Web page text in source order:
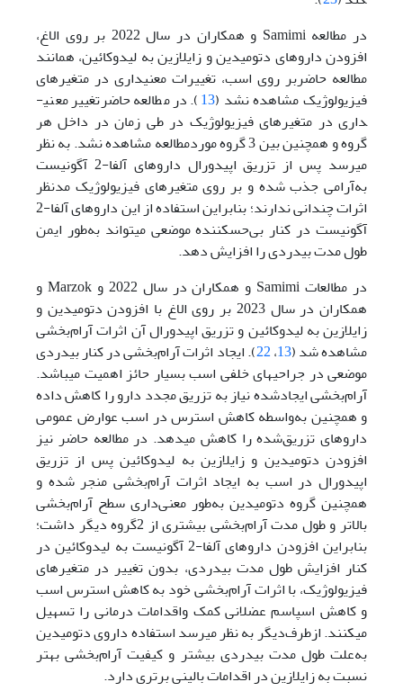
در مطالعه Samimi و همکاران در سال 2022 بر روی الاغ،
افزودن داروهای دتومیدین و زایلازین به لیدوکائین، همانند
مطالعه حاضربر روی اسب، تغییرات معنی­داری در متغیرهای
فیزیولوژیک مشاهده نشد (13). در مطالعه حاضرتغییر معنی­
داری در متغیرهای فیزیولوژیک در طی زمان در داخل هر
گروه و همچنین بین 3 گروه مورد‌مطالعه مشاهده نشد. به نظر
می­رسد پس از تزریق اپیدورال داروهای آلفا-2 آگونیست
به‌آرامی جذب شده و بر روی متغیرهای فیزیولوژیک مد‌نظر
اثرات چندانی ندارند؛ بنابراین استفاده از این داروهای آلفا-2
آگونیست در کنار بی‌حس­کننده موضعی می­تواند به‌طور ایمن
طول مدت بی­دردی را افزایش دهد.
در مطالعات Samimi و همکاران در سال 2022 و Marzok و
همکاران در سال 2023 بر روی الاغ با افزودن دتومیدین و
زایلازین به لیدوکائین و تزریق اپیدورال آن اثرات ‌آرام‌بخشی
مشاهده شد (13،22). ایجاد اثرات ‌آرام‌بخشی در کنار بی­دردی
موضعی در جراحی­های خلفی اسب بسیار حائز اهمیت می­باشد.
‌آرام‌بخشی ایجاد‌شده نیاز به تزریق مجدد دارو را کاهش داده
و همچنین به‌واسطه کاهش استرس در اسب عوارض عمومی
داروهای تزریق‌شده را کاهش می­دهد. در مطالعه حاضر نیز
افزودن دتومیدین و زایلازین به لیدوکائین پس از تزریق
اپیدورال در اسب به ایجاد اثرات ‌آرام‌بخشی منجر شده و
همچنین گروه دتومیدین به‌طور معنی‌داری سطح ‌آرام‌بخشی
بالاتر و طول مدت ‌آرام‌بخشی بیشتری از 2گروه دیگر داشت؛
بنابراین افزودن داروهای آلفا-2 آگونیست به لیدوکائین در
کنار افزایش طول مدت بی­دردی، بدون تغییر در متغیرهای
فیزیولوژیک، با اثرات ‌آرام‌بخشی خود به کاهش استرس اسب
و کاهش اسپاسم عضلانی کمک واقدامات درمانی را تسهیل
می­کنند. ازطرف‌دیگر به نظر می­رسد استفاده داروی دتومیدین
به‌علت طول مدت ­بی­دردی بیشتر و کیفیت ‌آرام‌بخشی بهتر
نسبت به زایلازین در اقدامات بالینی برتری دارد.